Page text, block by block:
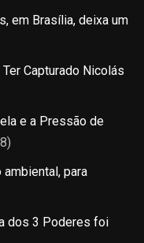
em Brasília, deixa um
Capturado Nicolás
e a Pressão de
para
dos 3 Poderes foi